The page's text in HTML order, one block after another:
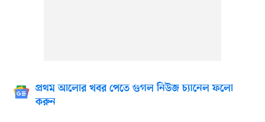
প্রথম আলোর খবর পেতে গুগল নিউজ চ্যানেল ফলো
করুন